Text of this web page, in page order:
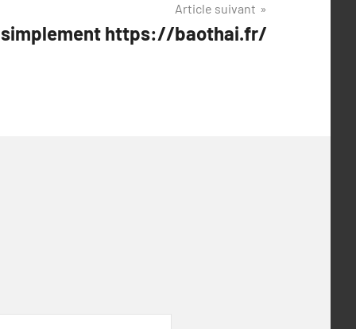
Article suivant
simplement https://baothai.fr/